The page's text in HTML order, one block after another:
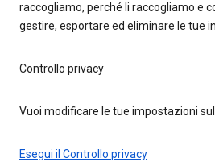
raccogliamo, perché li raccogliamo e
gestire, esportare ed eliminare le tue
Controllo privacy
Vuoi modificare le tue impostazioni
Esegui il Controllo privacy